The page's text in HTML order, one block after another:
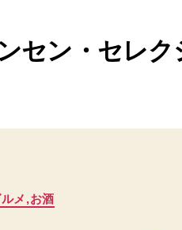
セン・セレク
カ
テ
メ,お酒